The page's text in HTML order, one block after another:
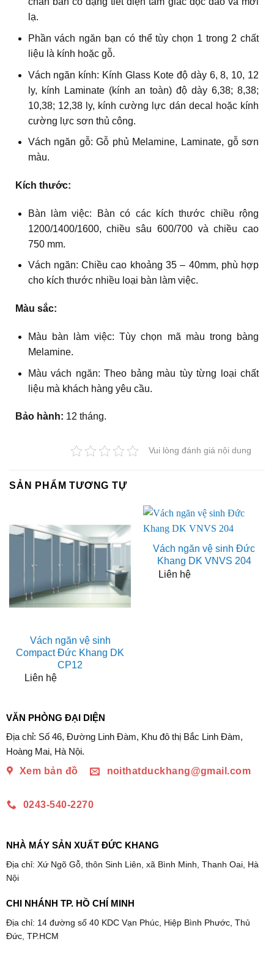
lạ.
Phần vách ngăn bạn có thể tùy chọn 1 trong 2 chất
liệu là kính hoặc gỗ.
Vách ngăn kính: Kính Glass Kote độ dày 6, 8, 10, 12
ly, kính Laminate (kính an toàn) độ dày 6,38; 8,38;
10,38; 12,38 ly, kính cường lực dán decal hoặc kính
cường lực sơn thủ công.
Vách ngăn gỗ: Gỗ phủ Melamine, Laminate, gỗ sơn
màu.
Kích thước:
Bàn làm việc: Bàn có các kích thước chiều rộng
1200/1400/1600, chiều sâu 600/700 và chiều cao
750 mm.
Vách ngăn: Chiều cao khoảng 35 – 40mm, phù hợp
cho kích thước nhiều loại bàn làm việc.
Màu sắc:
Màu bàn làm việc: Tùy chọn mã màu trong bàng
Melamine.
Màu vách ngăn: Theo bảng màu tùy từng loại chất
liệu mà khách hàng yêu cầu.
Bảo hành: 12 tháng.
Vui lòng đánh giá nội dung
SẢN PHẨM TƯƠNG TỰ
Vách ngăn vệ sinh
Compact Đức Khang DK
CP12
Liên hệ
Vách ngăn vệ sinh Đức
Khang DK VNVS 204
Liên hệ
VĂN PHÒNG ĐẠI DIỆN
Địa chỉ: Số 46, Đường Linh Đàm, Khu đô thị Bắc Linh Đàm,
Hoàng Mai, Hà Nội.
Xem bản đồ
noithatduckhang@gmail.com
0243-540-2270
NHÀ MÁY SẢN XUẤT ĐỨC KHANG
Địa chỉ: Xứ Ngõ Gỗ, thôn Sinh Liên, xã Bình Minh, Thanh Oai, Hà
Nội
CHI NHÁNH TP. HỒ CHÍ MINH
Địa chỉ: 14 đường số 40 KDC Vạn Phúc, Hiệp Bình Phước, Thủ
Đức, TP.HCM